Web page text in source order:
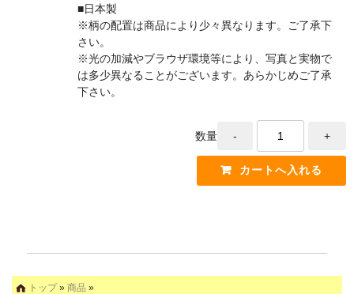
■日本製
※柄の配置は商品により少々異なります。ご了承下
さい。
※光の加減やブラウザ環境等により、写真と実物で
は多少異なることがございます。あらかじめご了承
下さい。
数量
トップ» 商品 »